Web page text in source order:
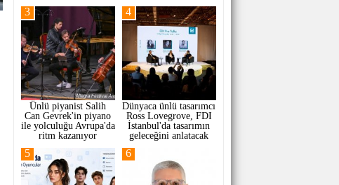
Ünlü piyanist Salih
Can Gevrek'in piyano
ile yolculuğu Avrupa'da
ritm kazanıyor
3
Dünyaca ünlü tasarımcı
Ross Lovegrove, FDI
İstanbul'da tasarımın
geleceğini anlatacak
4
5 6